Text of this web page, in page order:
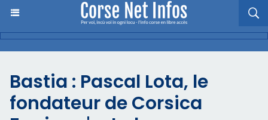
Bastia : Pascal Lota, le
fondateur de Corsica